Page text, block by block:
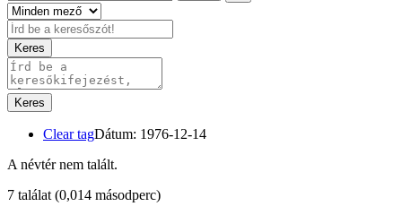
Keres
Keres
Clear tagDátum: 1976-12-14
A névtér nem talált.
7 találat (0,014 másodperc)